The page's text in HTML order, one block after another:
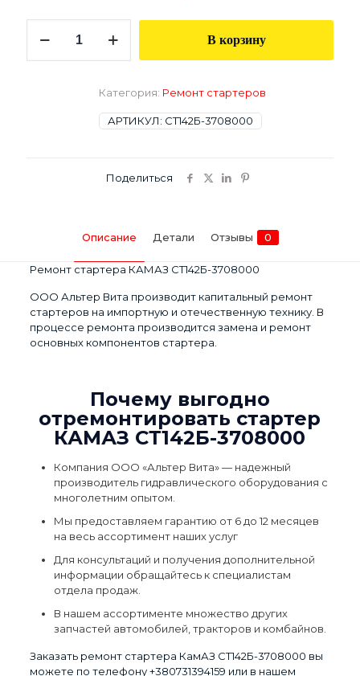
товара
В корзину
АРТИКУЛ: СТ142Б-3708000
Категория: Ремонт стартеров
Поделиться
Описание Детали Отзывы 0
Ремонт стартера КАМАЗ СТ142Б-3708000
ООО Альтер Вита производит капитальный ремонт
стартеров на импортную и отечественную технику. В
процессе ремонта производится замена и ремонт
основных компонентов стартера.
Почему выгодно
отремонтировать стартер
КАМАЗ СТ142Б-3708000
Компания ООО «Альтер Вита» — надежный
производитель гидравлического оборудования с
многолетним опытом.
Мы предоставляем гарантию от 6 до 12 месяцев
на весь ассортимент наших услуг
Для консультаций и получения дополнительной
информации обращайтесь к специалистам
отдела продаж.
В нашем ассортименте множество других
запчастей автомобилей, тракторов и комбайнов.
Заказать ремонт стартера КамАЗ СТ142Б-3708000 вы
можете по телефону+380731394159 или в нашем